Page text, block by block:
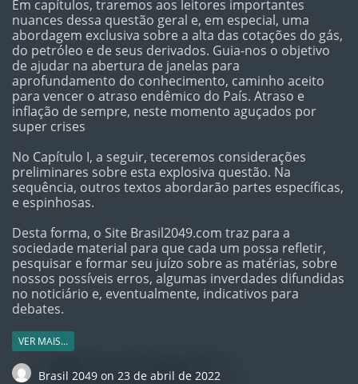
Em capítulos, traremos aos leitores importantes
nuances dessa questão geral e, em especial, uma
abordagem exclusiva sobre a alta das cotações do gás,
do petróleo e de seus derivados. Guia-nos o objetivo
de ajudar na abertura de janelas para
aprofundamento do conhecimento, caminho aceito
para vencer o atraso endêmico do País. Atraso e
inflação de sempre, neste momento aguçados por
super crises
No Capítulo I, a seguir, teceremos considerações
preliminares sobre esta explosiva questão. Na
sequência, outros textos abordarão partes específicas,
e espinhosas.
Desta forma, o Site Brasil2049.com traz para a
sociedade material para que cada um possa refletir,
pesquisar e formar seu juízo sobre as matérias, sobre
nossos possíveis erros, algumas inverdades difundidas
no noticiário e, eventualmente, indicativos para
debates.
VER MAIS…
Brasil 2049 on 23 de abril de 2022